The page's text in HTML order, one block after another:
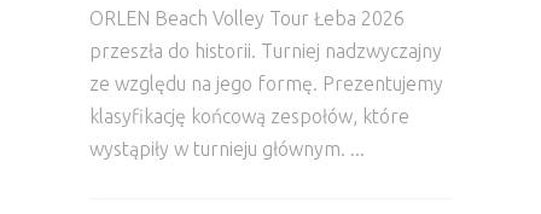
ORLEN Beach Volley Tour Łeba 2026
przeszła do historii. Turniej nadzwyczajny
ze względu na jego formę. Prezentujemy
klasyfikację końcową zespołów, które
wystąpiły w turnieju głównym.